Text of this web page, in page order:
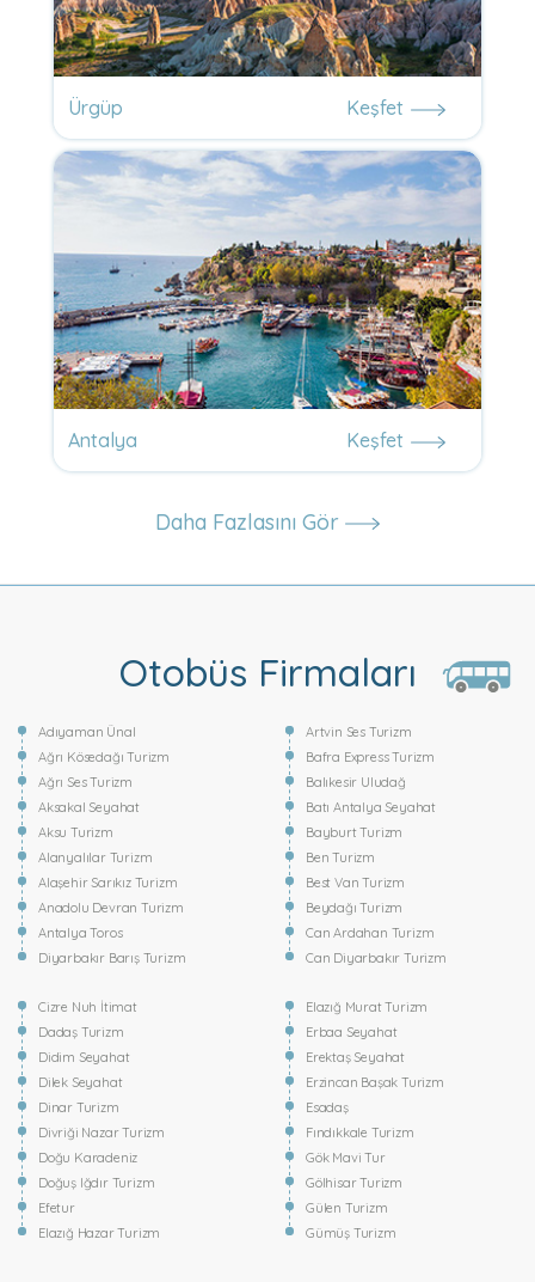
Ürgüp Keşfet
Antalya Keşfet
Daha Fazlasını Gör
Otobüs Firmaları
Adıyaman Ünal
Ağrı Kösedağı Turizm
Ağrı Ses Turizm
Aksakal Seyahat
Aksu Turizm
Alanyalılar Turizm
Alaşehir Sarıkız Turizm
Anadolu Devran Turizm
Antalya Toros
Diyarbakır Barış Turizm
Artvin Ses Turizm
Bafra Express Turizm
Balıkesir Uludağ
Batı Antalya Seyahat
Bayburt Turizm
Ben Turizm
Best Van Turizm
Beydağı Turizm
Can Ardahan Turizm
Can Diyarbakır Turizm
Cizre Nuh İtimat
Dadaş Turizm
Didim Seyahat
Dilek Seyahat
Dinar Turizm
Divriği Nazar Turizm
Doğu Karadeniz
Doğuş Iğdır Turizm
Efetur
Elazığ Hazar Turizm
Elazığ Murat Turizm
Erbaa Seyahat
Erektaş Seyahat
Erzincan Başak Turizm
Esadaş
Fındıkkale Turizm
Gök Mavi Tur
Gölhisar Turizm
Gülen Turizm
Gümüş Turizm